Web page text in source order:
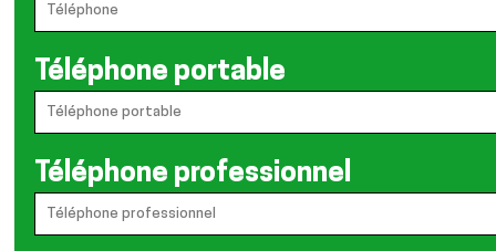
Téléphone portable
Téléphone professionnel